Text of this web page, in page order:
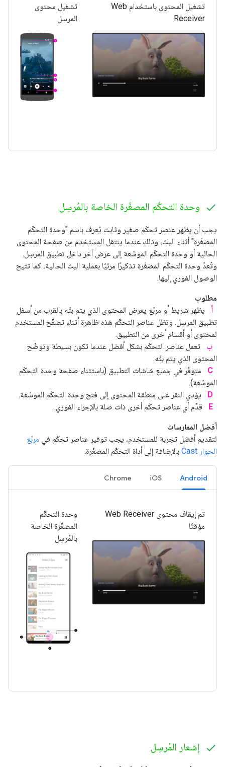
تشغيل محتوى
المرسل
تشغيل المحتوى باستخدام Web
Receiver
وحدة التحكّم المصغّرة الخاصة بالمُرسِل
يجب أن يظهر عنصر تحكّم صغير وثابت يُعرف باسم "وحدة التحكّم
المصغّرة" أثناء البث، وذلك عندما ينتقل المستخدم من صفحة المحتوى
الحالية أو وحدة التحكّم الموسّعة إلى عرض آخر داخل تطبيق المرسِل.
وتُعدّ وحدة التحكّم المصغّرة تذكيرًا مرئيًا بعملية البث الحالية، كما تتيح
الوصول الفوري إليها.
مطلوب
أ
يظهر شريط أو مربّع يعرض المحتوى الذي يتم بثّه بالقرب من أسفل
تطبيق المرسِل. وتظل عناصر التحكّم هذه ظاهرة أثناء تصفّح المستخدم
لمحتوى أو أقسام أخرى من التطبيق.
ب
تعمل عناصر التحكّم بشكل أفضل عندما تكون بسيطة وتوضّح
المحتوى الذي يتم بثّه.
متوفّر في جميع شاشات التطبيق (باستثناء صفحة وحدة التحكّم
الموسّعة).
يؤدي النقر على منطقة المحتوى إلى فتح وحدة التحكّم الموسّعة.
قدِّم أي عناصر تحكّم أخرى ذات صلة بالإجراء الفوري.
أفضل الممارسات
لتقديم أفضل تجربة للمستخدم، يجب توفير عناصر تحكّم في مربّع
الحوار Cast
بالإضافة إلى أداة التحكّم المصغّرة.
Android
iOS
Chrome
وحدة التحكّم
المصغّرة الخاصة
بالمُرسِل
تم إيقاف محتوى Web Receiver
مؤقتًا
إشعار المُرسِل